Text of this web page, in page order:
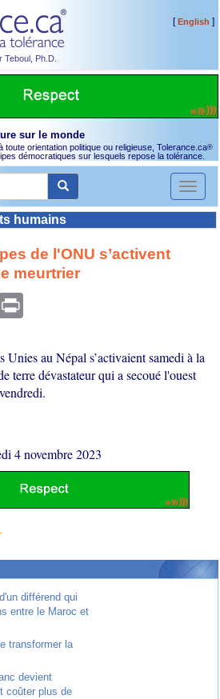
Teboul, Ph.D.
[English ]
sur le monde
toute orientation politique ou religieuse, Tolerance.ca®
démocratiques sur lesquels repose la tolérance.
Toggle
humains
de l'ONU s’activent
meurtrier
Unies au Népal s’activaient samedi à la
terre dévastateur qui a secoué l'ouest
4 novembre 2023
différend qui
entre le Maroc et
transformer la
devient
coûter plus de